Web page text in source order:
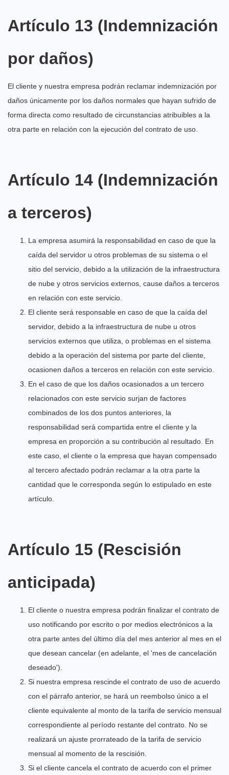
Artículo 13 (Indemnización
por daños)
El cliente y nuestra empresa podrán reclamar indemnización por
daños únicamente por los daños normales que hayan sufrido de
forma directa como resultado de circunstancias atribuibles a la
otra parte en relación con la ejecución del contrato de uso.
Artículo 14 (Indemnización
a terceros)
La empresa asumirá la responsabilidad en caso de que la
caída del servidor u otros problemas de su sistema o el
sitio del servicio, debido a la utilización de la infraestructura
de nube y otros servicios externos, cause daños a terceros
en relación con este servicio.
El cliente será responsable en caso de que la caída del
servidor, debido a la infraestructura de nube u otros
servicios externos que utiliza, o problemas en el sistema
debido a la operación del sistema por parte del cliente,
ocasionen daños a terceros en relación con este servicio.
En el caso de que los daños ocasionados a un tercero
relacionados con este servicio surjan de factores
combinados de los dos puntos anteriores, la
responsabilidad será compartida entre el cliente y la
empresa en proporción a su contribución al resultado. En
este caso, el cliente o la empresa que hayan compensado
al tercero afectado podrán reclamar a la otra parte la
cantidad que le corresponda según lo estipulado en este
artículo.
Artículo 15 (Rescisión
anticipada)
El cliente o nuestra empresa podrán finalizar el contrato de
uso notificando por escrito o por medios electrónicos a la
otra parte antes del último día del mes anterior al mes en el
que desean cancelar (en adelante, el 'mes de cancelación
deseado').
Si nuestra empresa rescinde el contrato de uso de acuerdo
con el párrafo anterior, se hará un reembolso único a el
cliente equivalente al monto de la tarifa de servicio mensual
correspondiente al período restante del contrato. No se
realizará un ajuste prorrateado de la tarifa de servicio
mensual al momento de la rescisión.
Si el cliente cancela el contrato de acuerdo con el primer